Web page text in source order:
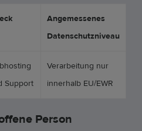
Angemessenes
Datenschutzniveau
Support
Verarbeitung nur
innerhalb EU/EWR
Person